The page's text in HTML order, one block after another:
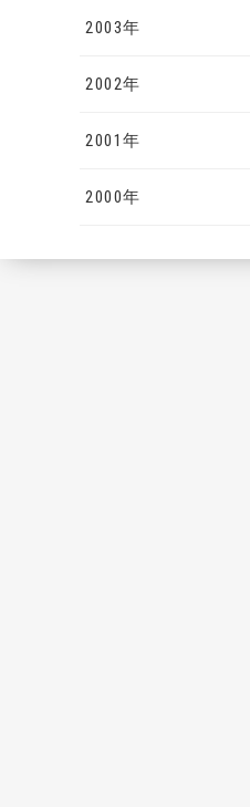
2003年
2002年
2001年
2000年